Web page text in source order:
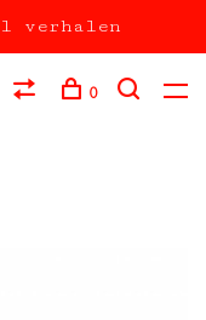
verhalen
0